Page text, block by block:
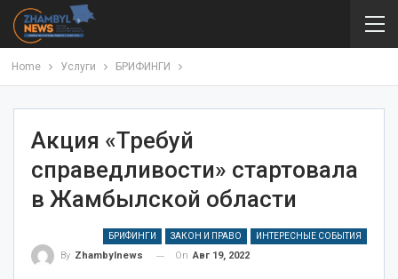
Home Услуги БРИФИНГИ
Акция «Требуй
справедливости» стартовала
в Жамбылской области
БРИФИНГИ ЗАКОН И ПРАВО ИНТЕРЕСНЫЕ СОБЫТИЯ
By Zhambylnews On Авг 19, 2022